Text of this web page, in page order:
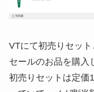
VTにて初売りセッ
セールのお品を購入
初売りセットは定価